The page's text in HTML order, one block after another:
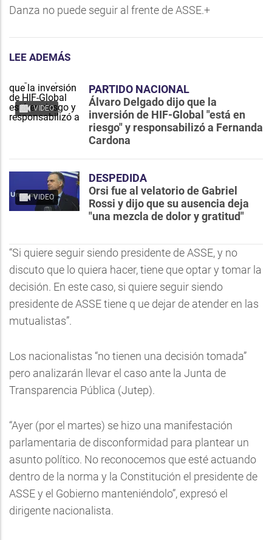
Danza no puede seguir al frente de ASSE.+
LEE ADEMÁS
VIDEO
PARTIDO NACIONAL
Álvaro Delgado dijo que la
inversión de HIF-Global "está en
riesgo" y responsabilizó a Fernanda
Cardona
VIDEO
DESPEDIDA
Orsi fue al velatorio de Gabriel
Rossi y dijo que su ausencia deja
"una mezcla de dolor y gratitud"
“Si quiere seguir siendo presidente de ASSE, y no
discuto que lo quiera hacer, tiene que optar y tomar la
decisión. En este caso, si quiere seguir siendo
presidente de ASSE tiene q ue dejar de atender en las
mutualistas”.
Los nacionalistas “no tienen una decisión tomada”
pero analizarán llevar el caso ante la Junta de
Transparencia Pública (Jutep).
“Ayer (por el martes) se hizo una manifestación
parlamentaria de disconformidad para plantear un
asunto político. No reconocemos que esté actuando
dentro de la norma y la Constitución el presidente de
ASSE y el Gobierno manteniéndolo”, expresó el
dirigente nacionalista.